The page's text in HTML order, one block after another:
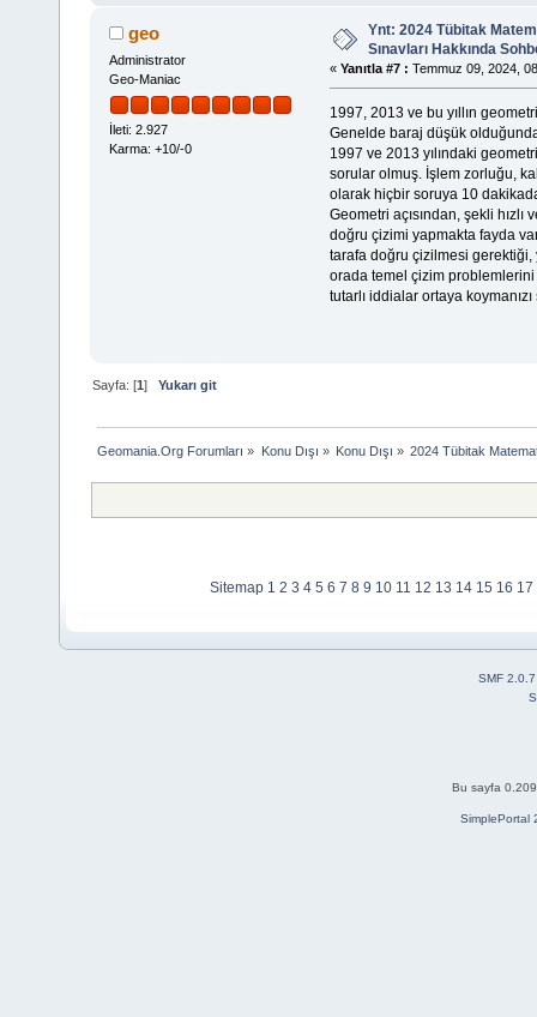
geo
Administrator
Geo-Maniac
İleti: 2.927
Karma: +10/-0
Ynt: 2024 Tübitak
Sınavları Hakkında
« Yanıtla #7 : Temmuz 09, 2024,
1997, 2013 ve bu yıllın
Genelde baraj düşük
1997 ve 2013 yılındaki
sorular olmuş. İşlem zorluğu,
olarak hiçbir soruya 10
Geometri açısından, şekli
doğru çizimi yapmakta fayda
tarafa doğru çizilmesi
orada temel çizim problemlerini
tutarlı iddialar ortaya
Sayfa: [1]Yukarı git
Geomania.Org Forumları » Konu Dışı » Konu Dışı » 2024 Tübitak
Sitemap 1 2 3 4 5 6 7 8 9 10 11 12 13 14 15 16 17
SMF 2.0.7
Bu sayfa
SimplePortal